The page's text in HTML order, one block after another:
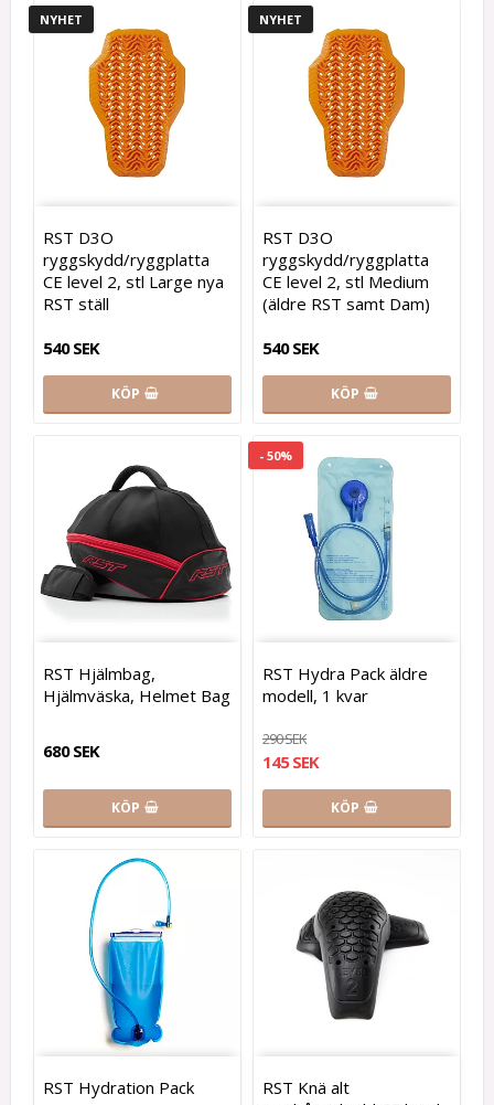
NYHET
RST D3O
ryggskydd/ryggplatta
CE level 2, stl Large nya
RST ställ
540 SEK
KÖP
NYHET
RST D3O
ryggskydd/ryggplatta
CE level 2, stl Medium
(äldre RST samt Dam)
540 SEK
KÖP
RST Hjälmbag,
Hjälmväska, Helmet Bag
680 SEK
KÖP
- 50%
RST Hydra Pack äldre
modell, 1 kvar
290 SEK
145 SEK
KÖP
RST Hydration Pack
RST Knä alt